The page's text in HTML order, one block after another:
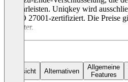
gewährleisten. Uniqkey wird
ist ISO 27001-zertifiziert. Die Preise
Anbieter.
Übersicht Alternativen
Allgemeine
Features